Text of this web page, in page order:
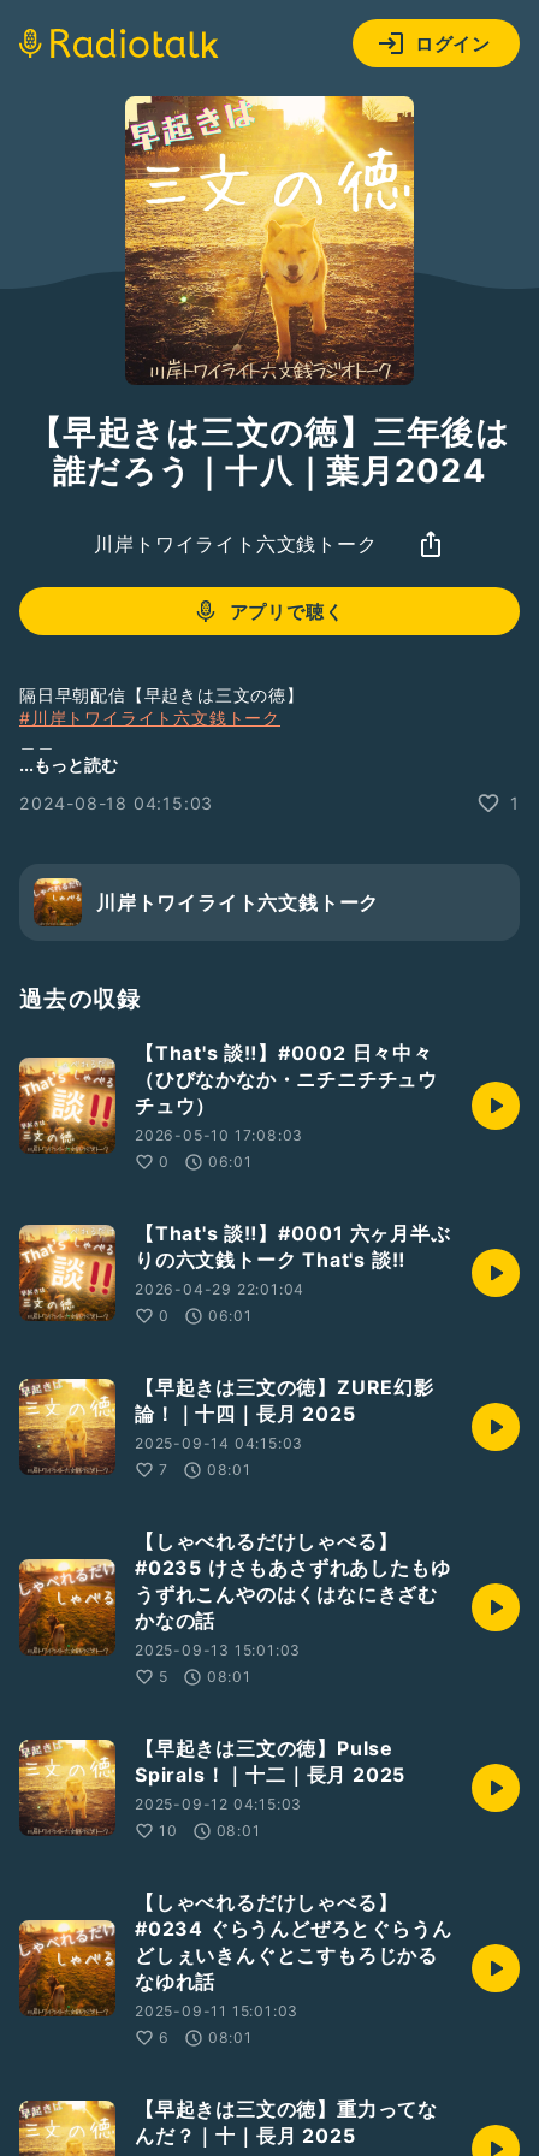
ログイン
【早起きは三文の徳】三年後は
誰だろう｜十八｜葉月2024
川岸トワイライト六文銭トーク
アプリで聴く
隔日早朝配信【早起きは三文の徳】
#川岸トワイライト六文銭トーク
ハッシュタグから全エピソードのタイトル一覧を閲覧できま
LISTENで番組をフォローすると音声をテキストで読むことが
￣￣
#ラジオトークはじめます #番組紹介 #まずは配信
#新人さんいらっしゃい
￣￣
RadiotalkのほかSpotify, ApplePodcasts, AmazonMusic,
Hosthttps://radiotalk.jp/program/137267
...もっと読む
2024-08-18 04:15:03
1
川岸トワイライト六文銭トーク
過去の収録
【That's 談‼️】#0002 日々中々
（ひびなかなか・ニチニチチュウ
チュウ）
2026-05-10 17:08:03
0
06:01
【That's 談‼️】#0001 六ヶ月半ぶ
りの六文銭トーク That's 談‼️
2026-04-29 22:01:04
0
06:01
【早起きは三文の徳】ZURE幻影
論！｜十四｜長月 2025
2025-09-14 04:15:03
7
08:01
【しゃべれるだけしゃべる】
#0235 けさもあさずれあしたもゆ
うずれこんやのはくはなにきざむ
かなの話
2025-09-13 15:01:03
5
08:01
【早起きは三文の徳】Pulse
Spirals！｜十二｜長月 2025
2025-09-12 04:15:03
10
08:01
【しゃべれるだけしゃべる】
#0234 ぐらうんどぜろとぐらうん
どしぇいきんぐとこすもろじかる
なゆれ話
2025-09-11 15:01:03
6
08:01
【早起きは三文の徳】重力ってな
んだ？｜十｜長月 2025